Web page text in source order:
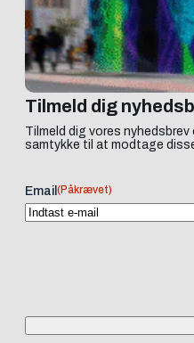
Tilmeld dig
Tilmeld dig vores
samtykke til at modtage
Email (Påkrævet)